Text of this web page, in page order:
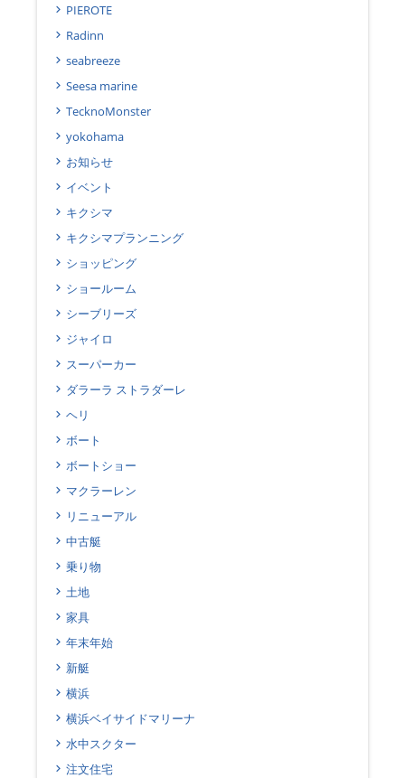
PIEROTE
Radinn
seabreeze
Seesa marine
TecknoMonster
yokohama
お知らせ
イベント
キクシマ
キクシマプランニング
ショッピング
ショールーム
シーブリーズ
ジャイロ
スーパーカー
ダラーラ ストラダーレ
ヘリ
ボート
ボートショー
マクラーレン
リニューアル
中古艇
乗り物
土地
家具
年末年始
新艇
横浜
横浜ベイサイドマリーナ
水中スクター
注文住宅